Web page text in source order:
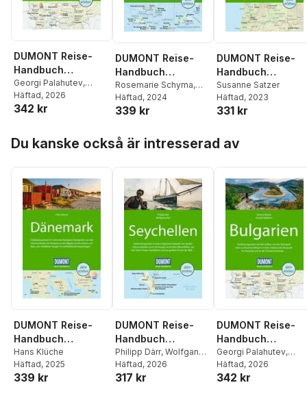
DUMONT Reise-
Handbuch
Reiseführer
Bulgarien
Georgi Palahutev,
Simone Böcker
Häftad, 2026
342 kr
DUMONT Reise-
Handbuch
Reiseführer
Südsee
Rosemarie Schyma,
Franziska Grötsch
Häftad, 2024
339 kr
DUMONT Reise-
Handbuch
Reiseführer USA,
Der Nordwesten
Susanne Satzer
Häftad, 2023
331 kr
Du kanske också är intresserad av
DUMONT Reise-
Handbuch
Reiseführer
Dänemark
Hans Klüche
Häftad, 2025
339 kr
DUMONT Reise-
Handbuch
Reiseführer
Seychellen
Philipp Därr, Wolfgang
Därr
Häftad, 2026
317 kr
DUMONT Reise-
Handbuch
Reiseführer
Bulgarien
Georgi Palahutev,
Simone Böcker
Häftad, 2026
342 kr